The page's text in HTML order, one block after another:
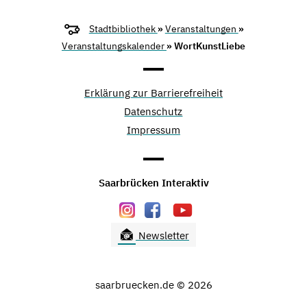
Stadtbibliothek »Veranstaltungen »
Veranstaltungskalender » WortKunstLiebe
Erklärung zur Barrierefreiheit
Datenschutz
Impressum
Saarbrücken Interaktiv
Newsletter
saarbruecken.de © 2026